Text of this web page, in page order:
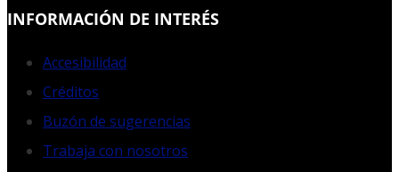
INFORMACIÓN DE INTERÉS
Accesibilidad
Créditos
Buzón de sugerencias
Trabaja con nosotros